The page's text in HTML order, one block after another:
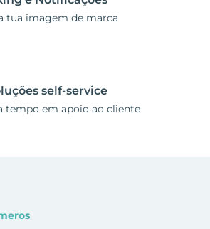
tua imagem de marca
self-service
tempo em apoio ao cliente